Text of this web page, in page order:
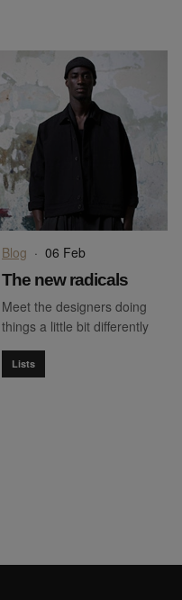
Blog · 06 Feb
The new radicals
Meet the designers doing
things a little bit differently
Lists